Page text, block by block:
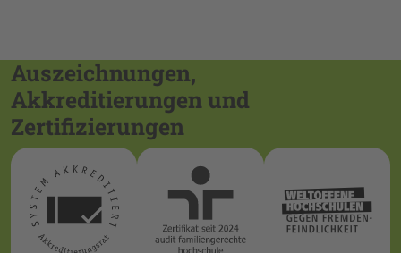
Auszeichnungen,
Akkreditierungen und
Zertifizierungen